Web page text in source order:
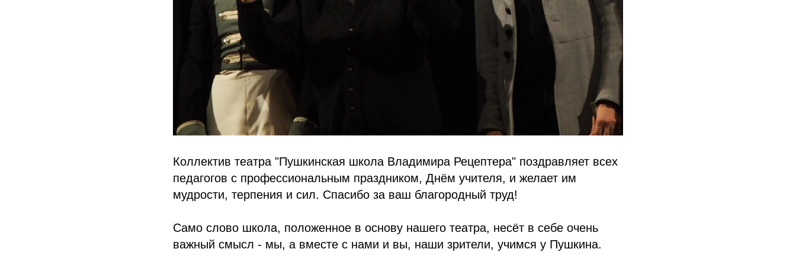
Коллектив театра "Пушкинская школа Владимира Рецептера" поздравляет всех
педагогов с профессиональным праздником, Днём учителя, и желает им
мудрости, терпения и сил. Спасибо за ваш благородный труд!
Само слово школа, положенное в основу нашего театра, несёт в себе очень
важный смысл - мы, а вместе с нами и вы, наши зрители, учимся у Пушкина.